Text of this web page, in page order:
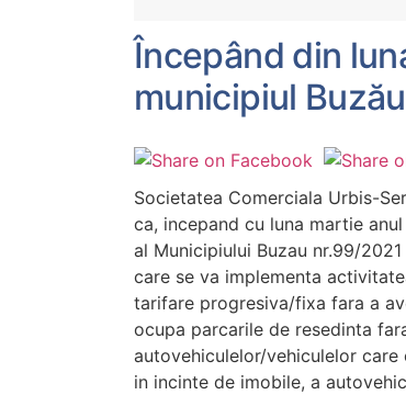
Începând din
municipiul
Societatea Comerciala Urbis-
ca, incepand cu luna martie
al Municipiului Buzau nr.99/
care se va implementa
tarifare progresiva/fixa fara a
ocupa parcarile de resedinta
autovehiculelor/vehiculelor
in incinte de imobile, a